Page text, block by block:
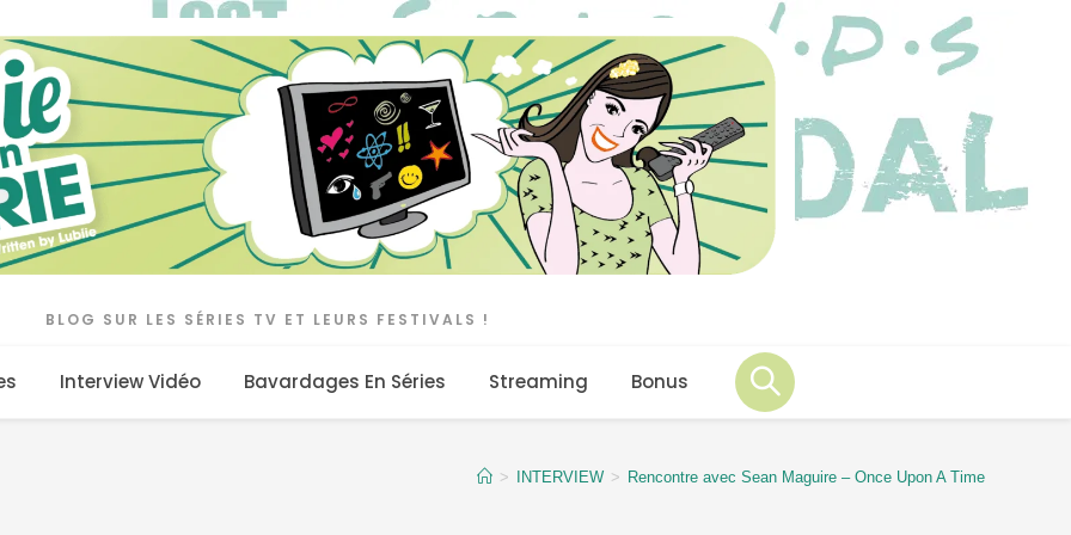
BLOG SUR LES SÉRIES TV ET LEURS FESTIVALS !
Interview Vidéo Bavardages En Séries Streaming Bonus
> INTERVIEW > Rencontre avec Sean Maguire – Once Upon A Time